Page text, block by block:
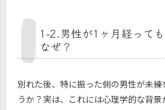
1-2.男性が1ヶ月経って
なぜ？
別れた後、特に振った側の男性が未
うか？実は、これには心理学的な背景